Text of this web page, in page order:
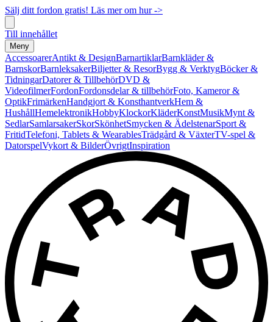
Sälj ditt fordon gratis! Läs mer om hur ->
Till innehållet
Meny
AccessoarerAntikt & DesignBarnartiklarBarnkläder &
BarnskorBarnleksakerBiljetter & ResorBygg & VerktygBöcker &
TidningarDatorer & TillbehörDVD &
VideofilmerFordonFordonsdelar & tillbehörFoto, Kameror &
OptikFrimärkenHandgjort & KonsthantverkHem &
HushållHemelektronikHobbyKlockorKläderKonstMusikMynt &
SedlarSamlarsakerSkorSkönhetSmycken & ÄdelstenarSport &
FritidTelefoni, Tablets & WearablesTrädgård & VäxterTV-spel &
DatorspelVykort & BilderÖvrigtInspiration